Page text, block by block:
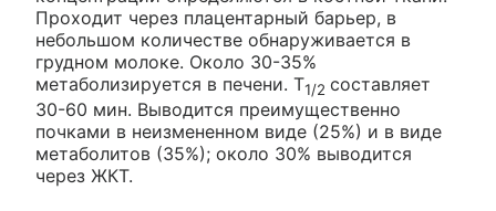
Проходит через плацентарный барьер, в
небольшом количестве обнаруживается в
грудном молоке. Около 30-35%
метаболизируется в печени. T1/2 составляет
30-60 мин. Выводится преимущественно
почками в неизмененном виде (25%) и в виде
метаболитов (35%); около 30% выводится
через ЖКТ.